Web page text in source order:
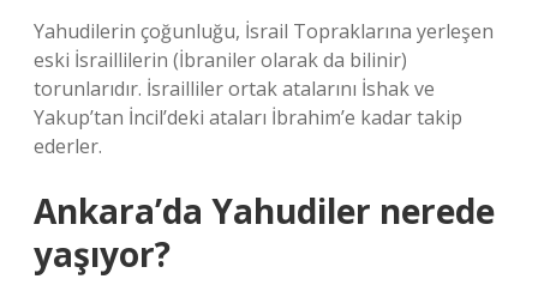
Yahudilerin çoğunluğu, İsrail Topraklarına yerleşen
eski İsraillilerin (İbraniler olarak da bilinir)
torunlarıdır. İsrailliler ortak atalarını İshak ve
Yakup’tan İncil’deki ataları İbrahim’e kadar takip
ederler.
Ankara’da Yahudiler nerede
yaşıyor?